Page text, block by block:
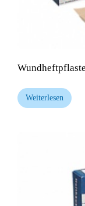
Weiterlesen